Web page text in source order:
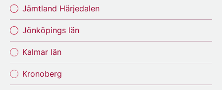
Jämtland Härjedalen
Jönköpings län
Kalmar län
Kronoberg